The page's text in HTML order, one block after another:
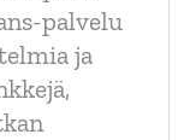
palvelu
ja